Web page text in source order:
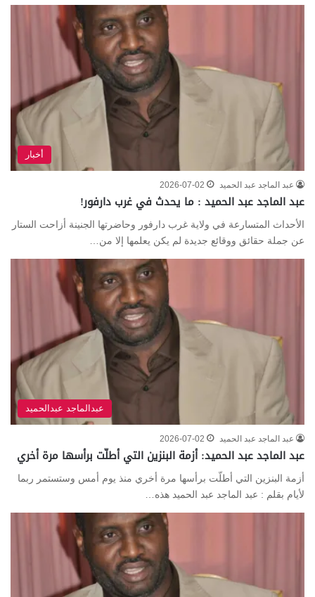
أخبار
عبد الماجد عبد الحميد 2026-07-02
عبد الماجد عبد الحميد : ما يحدث في غرب دارفور!
الأحداث المتسارعة في ولاية غرب دارفور وحاضرتها الجنينة أزاحت الستار
عن جملة حقائق ووقائع جديدة لم يكن يعلمها إلا من…
عبدالماجد عبدالحميد
عبد الماجد عبد الحميد 2026-07-02
عبد الماجد عبد الحميد: أزمة البنزين التي أطلّت برأسها مرة أخري
أزمة البنزين التي أطلّت برأسها مرة أخري منذ يوم أمس وستستمر ربما
لأيام بقلم : عبد الماجد عبد الحميد هذه…